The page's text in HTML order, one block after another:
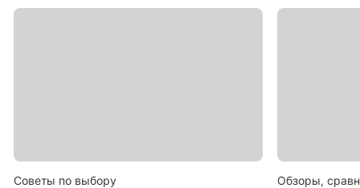
Советы по выбору Обзоры,